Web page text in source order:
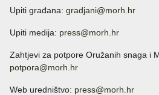
Upiti građana: gradjani@morh.hr
Upiti medija: press@morh.hr
Zahtjevi za potpore Oružanih snaga i
potpora@morh.hr
Web uredništvo: press@morh.hr